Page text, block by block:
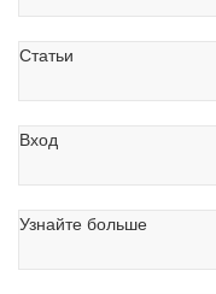
Статьи
Вход
Узнайте больше